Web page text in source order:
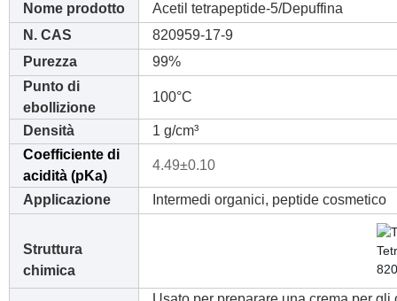
Nome prodotto
Acetil tetrapeptide-5/Depuffina
N. CAS
820959-17-9
Purezza
99%
Punto di
ebollizione
100°C
Densità
1 g/cm³
Coefficiente di
acidità (pKa)
4.49±0.10
Applicazione Intermedi organici, peptide cosmetico
Struttura
chimica